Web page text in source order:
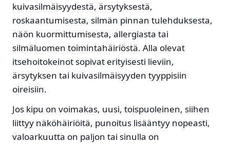
kuivasilmäisyydestä, ärsytyksestä,
roskaantumisesta, silmän pinnan tulehduksesta,
näön kuormittumisesta, allergiasta tai
silmäluomen toimintahäiriöstä. Alla olevat
itsehoitokeinot sopivat erityisesti lieviin,
ärsytyksen tai kuivasilmäisyyden tyyppisiin
oireisiin.
Jos kipu on voimakas, uusi, toispuoleinen, siihen
liittyy näköhäiriöitä, punoitus lisääntyy nopeasti,
valoarkuutta on paljon tai sinulla on